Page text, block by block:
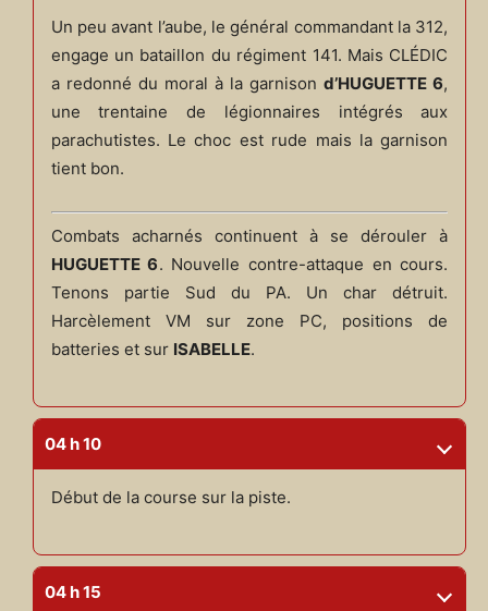
Un peu avant l’aube, le général commandant la 312,
engage un bataillon du régiment 141. Mais CLÉDIC
a redonné du moral à la garnisond’HUGUETTE 6,
une trentaine de légionnaires intégrés aux
parachutistes. Le choc est rude mais la garnison
tient bon.
Combats acharnés continuent à se dérouler à
HUGUETTE 6. Nouvelle contre-attaque en cours.
Tenons partie Sud du PA. Un char détruit.
Harcèlement VM sur zone PC, positions de
batteries et sur ISABELLE.
04 h 10
Début de la course sur la piste.
04 h 15